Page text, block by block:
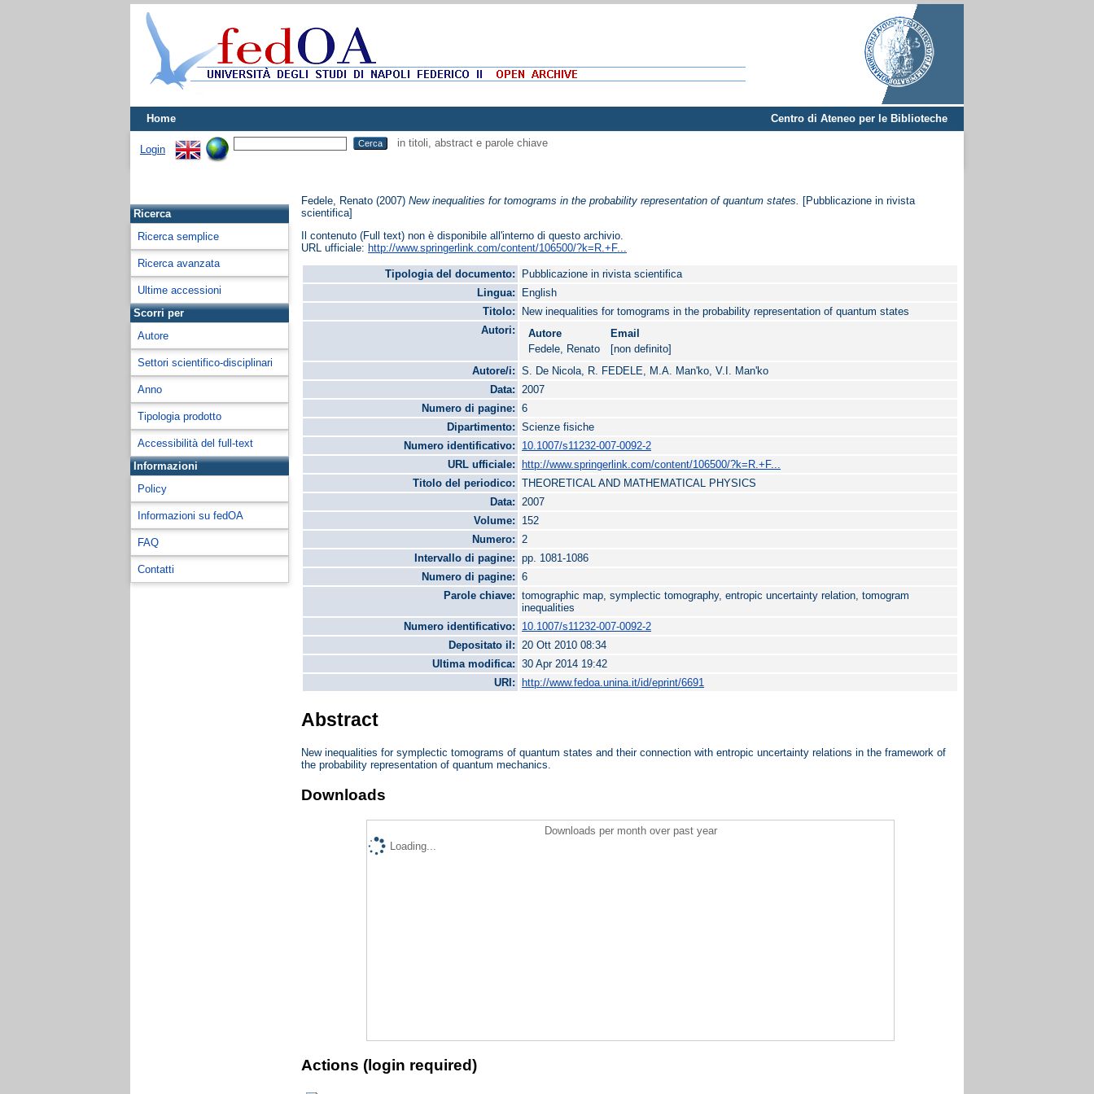
Home Centro di Ateneo per le Biblioteche
Login
in titoli, abstract e parole chiave
Ricerca
Ricerca semplice
Ricerca avanzata
Ultime accessioni
Scorri per
Autore
Settori scientifico-disciplinari
Anno
Tipologia prodotto
Accessibilità del full-text
Informazioni
Policy
Informazioni su fedOA
FAQ
Contatti
Fedele, Renato (2007)New inequalities for tomograms in the probability representation of quantum states.
[Pubblicazione in rivista
scientifica]
Il contenuto (Full text) non è disponibile all'interno di questo archivio.
URL ufficiale:http://www.springerlink.com/content/106500/?k=R.+F...
Tipologia del documento:
Pubblicazione in rivista scientifica
Lingua:
English
Titolo:
New inequalities for tomograms in the probability representation of quantum states
Autori:
Autore
Email
Fedele, Renato
[non definito]
Autore/i:
S. De Nicola, R. FEDELE, M.A. Man'ko, V.I. Man'ko
Data:
2007
Numero di pagine:
6
Dipartimento:
Scienze fisiche
Numero identificativo:
10.1007/s11232-007-0092-2
URL ufficiale:
http://www.springerlink.com/content/106500/?k=R.+F...
Titolo del periodico:
THEORETICAL AND MATHEMATICAL PHYSICS
Data:
2007
Volume:
152
Numero:
2
Intervallo di pagine:
pp. 1081-1086
Numero di pagine:
6
Parole chiave:
tomographic map, symplectic tomography, entropic uncertainty relation, tomogram
inequalities
Numero identificativo:
10.1007/s11232-007-0092-2
Depositato il:
20 Ott 2010 08:34
Ultima modifica:
30 Apr 2014 19:42
URI:
http://www.fedoa.unina.it/id/eprint/6691
Abstract
New inequalities for symplectic tomograms of quantum states and their connection with entropic uncertainty relations in the framework of
the probability representation of quantum mechanics.
Downloads
Downloads per month over past year
Loading...
Actions (login required)